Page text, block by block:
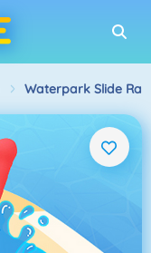
Waterpark Slide